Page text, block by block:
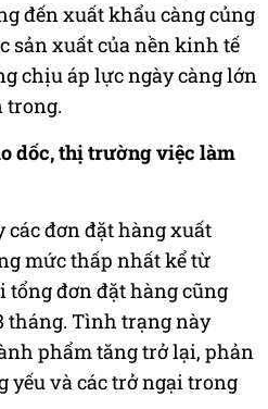
đến xuất khẩu càng củng
sản xuất của nền kinh tế
chịu áp lực ngày càng lớn
trong.
dốc, thị trường việc làm
các đơn đặt hàng xuất
mức thấp nhất kể từ
tổng đơn đặt hàng cũng
tháng. Tình trạng này
phẩm tăng trở lại, phản
yếu và các trở ngại trong